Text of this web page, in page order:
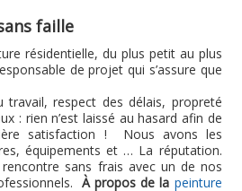
faille
résidentielle, du plus petit au plus
de projet qui s’assure que
travail, respect des délais, propreté
: rien n’est laissé au hasard afin de
satisfaction ! Nous avons les
équipements et … La réputation.
sans frais avec un de nos
À propos de la peinture